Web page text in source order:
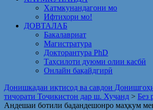
Хатмкунандагони мо
Ифтихори мо!
ДОВТАЛАБ
Бакалавриат
Магистратура
Докторантура PhD
Таҳсилоти дуюми олии касбӣ
Онлайн бақайдгирӣ
Донишкадаи иқтисод ва савдои
тиҷорати Тоҷикистон дар ш. Хуҷанд > Без
Андешаи ботили бадандешонро маҳкум